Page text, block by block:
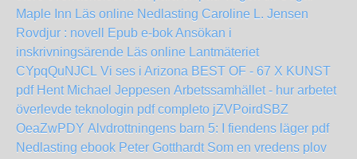
Maple Inn Läs online Nedlasting Caroline L. Jensen
Rovdjur : novell Epub e-bok Ansökan i
inskrivningsärende Läs online Lantmäteriet
CYpqQuNJCL Vi ses i Arizona BEST OF - 67 X KUNST
pdf Hent Michael Jeppesen Arbetssamhället - hur arbetet
överlevde teknologin pdf completo jZVPoirdSBZ
OeaZwPDY Alvdrottningens barn 5: I fiendens läger pdf
Nedlasting ebook Peter Gotthardt Som en vredens plov